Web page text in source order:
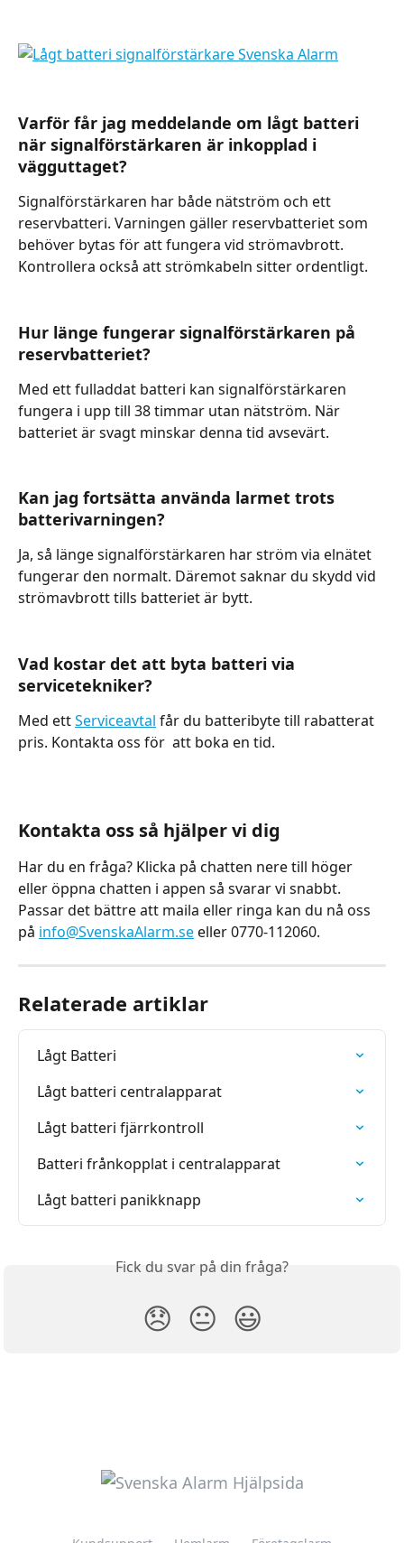
Varför får jag meddelande om lågt batteri
när signalförstärkaren är inkopplad i
vägguttaget?
Signalförstärkaren har både nätström och ett
reservbatteri. Varningen gäller reservbatteriet som
behöver bytas för att fungera vid strömavbrott.
Kontrollera också att strömkabeln sitter ordentligt.
Hur länge fungerar signalförstärkaren på
reservbatteriet?
Med ett fulladdat batteri kan signalförstärkaren
fungera i upp till 38 timmar utan nätström. När
batteriet är svagt minskar denna tid avsevärt.
Kan jag fortsätta använda larmet trots
batterivarningen?
Ja, så länge signalförstärkaren har ström via elnätet
fungerar den normalt. Däremot saknar du skydd vid
strömavbrott tills batteriet är bytt.
Vad kostar det att byta batteri via
servicetekniker?
Med ett Serviceavtal får du batteribyte till rabatterat
pris. Kontakta oss för  att boka en tid.
Kontakta oss så hjälper vi dig
Har du en fråga? Klicka på chatten nere till höger
eller öppna chatten i appen så svarar vi snabbt.
Passar det bättre att maila eller ringa kan du nå oss
på info@SvenskaAlarm.se eller 0770-112060.
Relaterade artiklar
Lågt Batteri
Lågt batteri centralapparat
Lågt batteri fjärrkontroll
Batteri frånkopplat i centralapparat
Lågt batteri panikknapp
Fick du svar på din fråga?
😞 😐 😃